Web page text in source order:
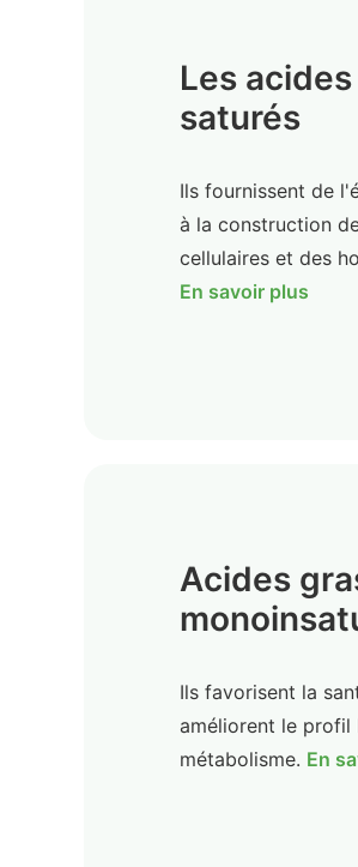
Les
saturés
Ils fournissent de
à la construction
cellulaires et des
En savoir plus
Acides
Ils favorisent la
améliorent le profil
métabolisme. En